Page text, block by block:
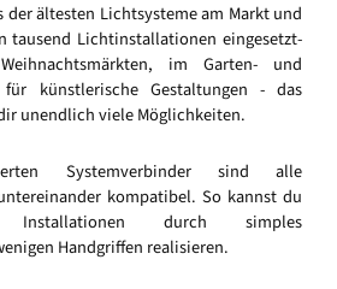
der ältesten Lichtsysteme am Markt und
tausend Lichtinstallationen eingesetzt-
im Garten- und
für künstlerische Gestaltungen - das
unendlich viele Möglichkeiten.
Systemverbinder sind alle
kompatibel. So kannst du
durch simples
Handgriffen realisieren.